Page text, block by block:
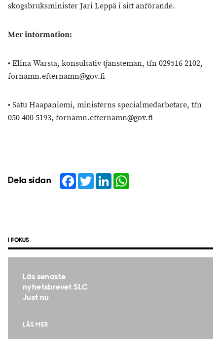
skogsbruksminister Jari Leppä i sitt anförande.
Mer information:
• Elina Warsta, konsultativ tjänsteman, tfn 029516 2102,
fornamn.efternamn@gov.fi
• Satu Haapaniemi, ministerns specialmedarbetare, tfn
050 400 5193, fornamn.efternamn@gov.fi
Dela sidan Facebook
TwitterLinkedIn
I FOKUS
Läs senaste
nyhetsbrevet SLC
Just nu
LÄS MER